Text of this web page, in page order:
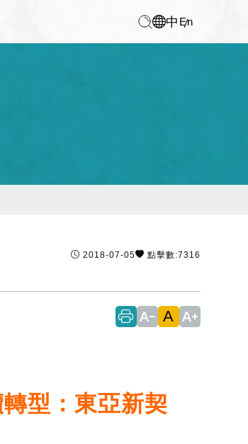
中 En
2018-07-05 點擊數:7316
text_decrease A text_increase
轉型：東亞新契